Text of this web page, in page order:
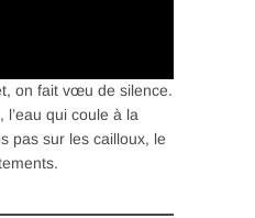
on fait vœu de silence.
l’eau qui coule à la
pas sur les cailloux, le